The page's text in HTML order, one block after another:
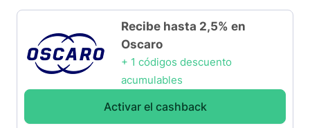
Recibe hasta 2,5% en
Oscaro
+ 1 códigos descuento
acumulables
Activar el cashback